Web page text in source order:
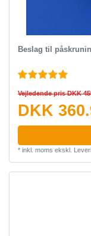
Beslag til
Vejledende pris DKK
DKK
* inkl. moms ekskl.